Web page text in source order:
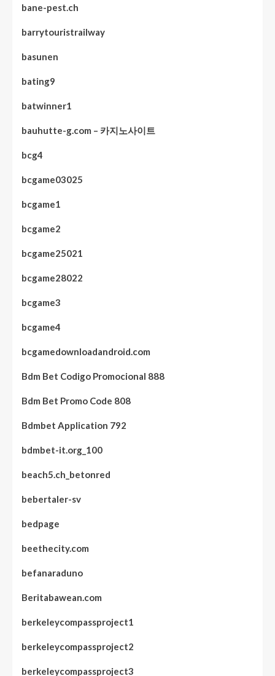
bane-pest.ch
barrytouristrailway
basunen
bating9
batwinner1
bauhutte-g.com – 카지노사이트
bcg4
bcgame03025
bcgame1
bcgame2
bcgame25021
bcgame28022
bcgame3
bcgame4
bcgamedownloadandroid.com
Bdm Bet Codigo Promocional 888
Bdm Bet Promo Code 808
Bdmbet Application 792
bdmbet-it.org_100
beach5.ch_betonred
bebertaler-sv
bedpage
beethecity.com
befanaraduno
Beritabawean.com
berkeleycompassproject1
berkeleycompassproject2
berkeleycompassproject3